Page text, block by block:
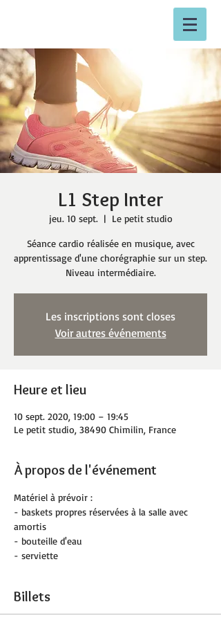
L1 Step Inter
jeu. 10 sept.
  |
Le petit studio
Séance cardio réalisée en musique, avec
apprentissage d'une chorégraphie sur un step.
Niveau intermédiaire.
Les inscriptions sont closes
Voir autres événements
Heure et lieu
10 sept. 2020, 19:00 – 19:45
Le petit studio, 38490 Chimilin, France
À propos de l'événement
Matériel à prévoir :
- baskets propres réservées à la salle avec
amortis
- bouteille d'eau
- serviette
Billets